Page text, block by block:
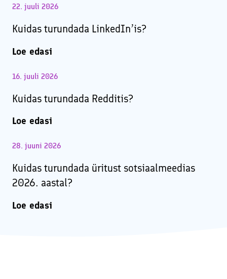
22. juuli 2026
Kuidas turundada LinkedIn’is?
Loe edasi
16. juuli 2026
Kuidas turundada Redditis?
Loe edasi
28. juuni 2026
Kuidas turundada üritust sotsiaalmeedias
2026. aastal?
Loe edasi